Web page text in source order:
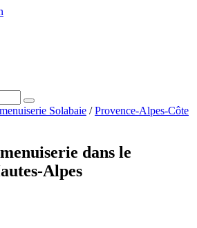
Solabaie /Provence-Alpes-Côte
dans le
Alpes